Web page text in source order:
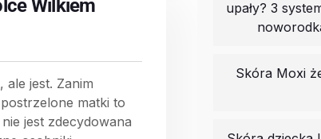
Wilkiem
ale jest. Zanim
postrzelone matki to
jest zdecydowana
upały? 3
Skóra Moxi